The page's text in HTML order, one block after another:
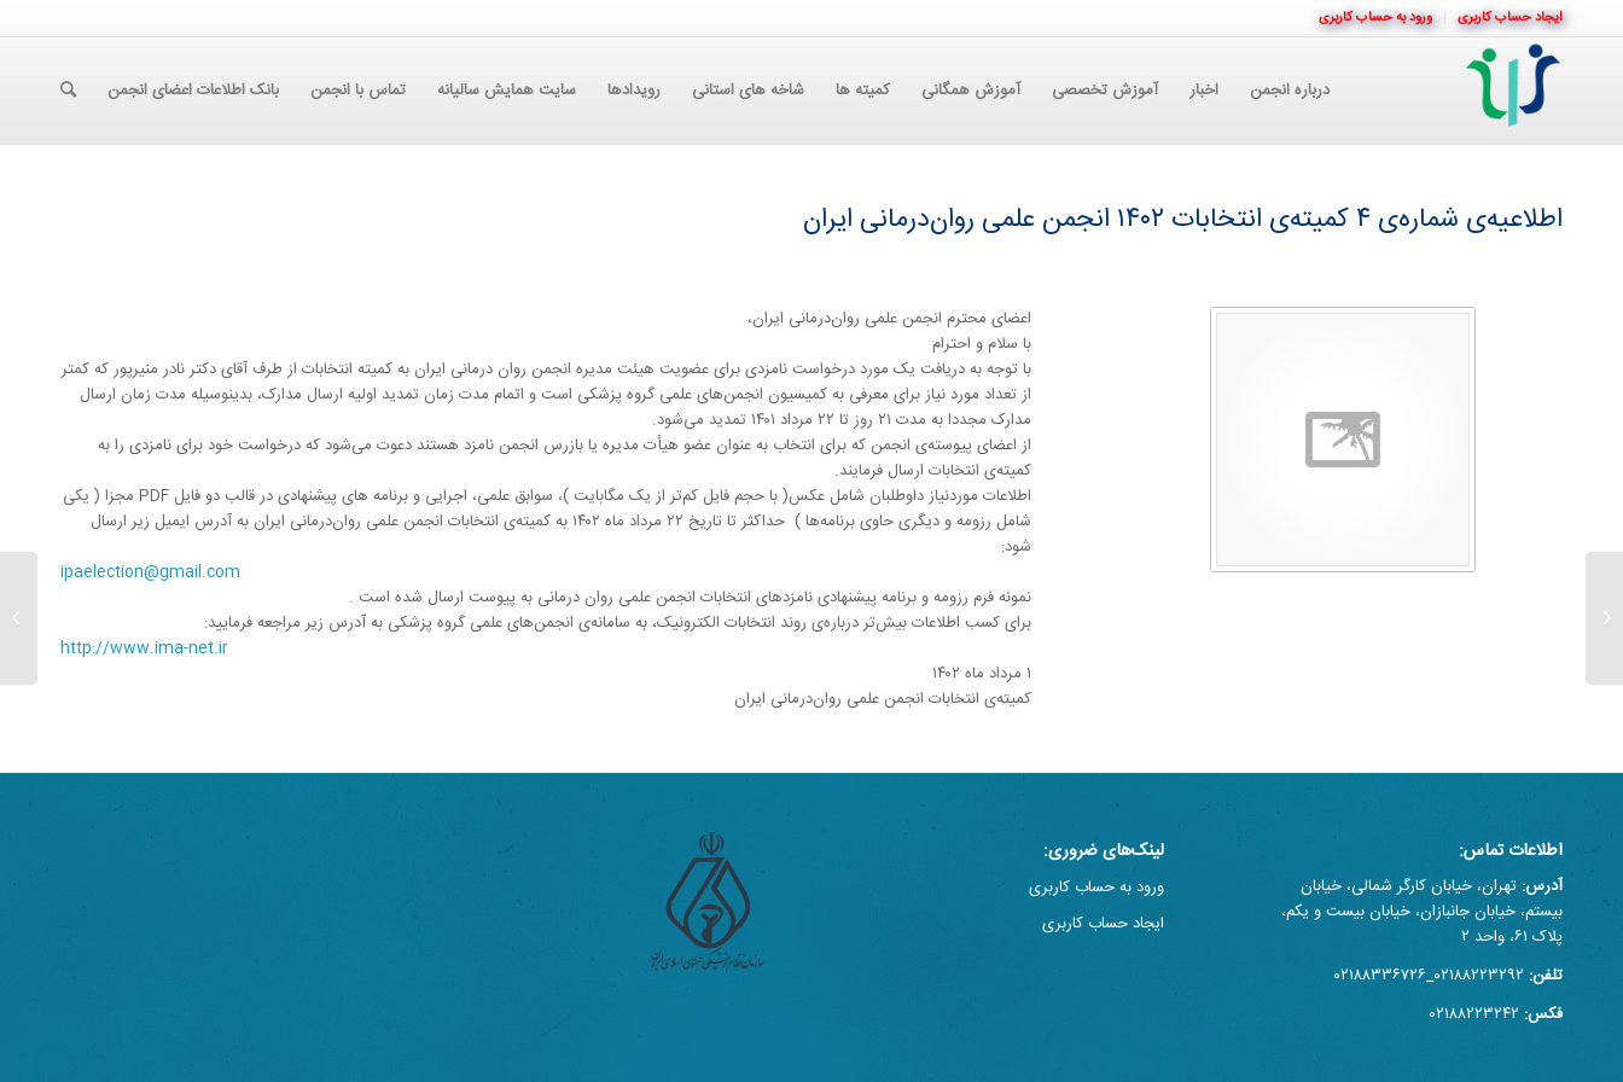
ایجاد حساب کاربری ورود به حساب کاربری
درباره انجمن اخبار آموزش تخصصی آموزش همگانی کمیته ها شاخه های استانی رویدادها سایت همایش سالیانه تماس با انجمن بانک اطلاعات اعضای انجمن
اطلاعیه‌ی شماره‌ی ۴ کمیته‌ی انتخابات ۱۴۰۲ انجمن علمی روان‌درمانی ایران
اعضای محترم انجمن علمی روان‌درمانی ایران،
با سلام و احترام
با توجه به دریافت یک مورد درخواست نامزدی برای عضویت هیئت مدیره انجمن روان درمانی ایران به کمیته انتخابات از طرف آقای دکتر نادر منیرپور که کمتر
از تعداد مورد نیاز برای معرفی به کمیسیون انجمن‌های علمی گروه پزشکی است و اتمام مدت زمان تمدید اولیه ارسال مدارک، بدینوسیله مدت زمان ارسال
مدارک مجددا به مدت ۲۱ روز تا ۲۲ مرداد ۱۴۰۱ تمدید می‌شود.
از اعضای پیوسته‌ی انجمن که برای انتخاب به عنوان عضو هیأت مدیره‌ یا بازرس انجمن نامزد هستند دعوت می‌شود که درخواست خود برای نامزدی را به
کمیته‌ی انتخابات ارسال فرمایند.
اطلاعات موردنیاز داوطلبان شامل عکس( با حجم فایل کم‌تر از یک مگابایت )، سوابق علمی، اجرایی و برنامه‌ های پیشنهادی در قالب دو فایل PDF مجزا ( یکی
شامل رزومه و دیگری حاوی برنامه‌ها ) حداکثر تا تاریخ ۲۲ مرداد ماه ۱۴۰۲ به کمیته‌ی انتخابات انجمن علمی روان‌درمانی ایران به آدرس ایمیل زیر ارسال
شود:
ipaelection@gmail.com
نمونه فرم رزومه و برنامه پیشنهادی نامزدهای انتخابات انجمن علمی روان درمانی به پیوست ارسال شده است .
برای کسب اطلاعات بیش‌تر درباره‌ی روند انتخابات الکترونیک، به سامانه‌ی انجمن‌های علمی گروه پزشکی به آدرس زیر مراجعه فرمایید:
http://www.ima-net.ir
۱ مرداد ماه ۱۴۰۲
کمیته‌ی انتخابات انجمن علمی روان‌درمانی ایران
اطلاعات تماس:
آدرس: تهران، خیابان کارگر شمالی، خیابان
بیستم، خیابان جانبازان، خیابان بیست و یکم،
پلاک ۶۱، واحد ۲
تلفن:
فکس:
لینک‌های ضروری:
ورود به حساب کاربری
ایجاد حساب کاربری
۱۴۰۲ انجمن علمی روان‌‌درمانی ایران...